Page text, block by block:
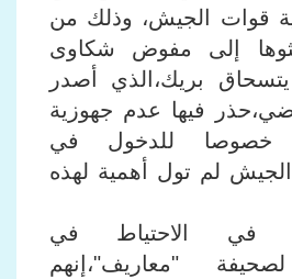
قوات الجيش، وذلك من
إلى مفوض شكاوى
يتسحاق بريك،الذي أصدر
فيها عدم جهوزية
خصوصا للدخول في
لم تول أهمية لهذه
في الاحتياط في
"معاريف"،إنهم